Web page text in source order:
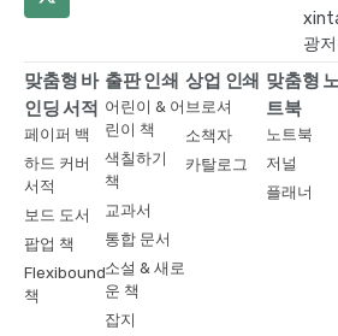
광
맞춤형 바
인딩 서적
페이퍼 백
하드 커버
서적
보드 도서
팝업 책
Flexibound
책
출판 인쇄
어린이 & 어
린이 책
색칠하기
책
교과서
통합 문서
소설 & 새로
운 책
잡지
상업 인쇄
브로셔
소책자
카탈로그
맞춤형
트북
노트북
저널
플래너